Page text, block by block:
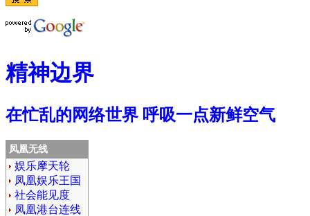
精神边界
在忙乱的网络世界 呼吸一点新鲜空气
凤凰无线
娱乐摩天轮
凤凰娱乐王国
社会能见度
凤凰港台连线